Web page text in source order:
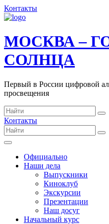
Контакты
МОСКВА –
СОЛНЦА
Первый в России цифровой
просвещения
Контакты
Официально
Наши дела
Выпускники
Киноклуб
Экскурсии
Презентации
Наш досуг
Начальный курс